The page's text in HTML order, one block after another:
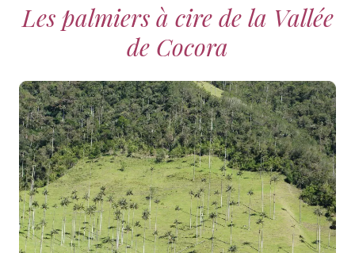
Les palmiers à cire de la Vallée
de Cocora